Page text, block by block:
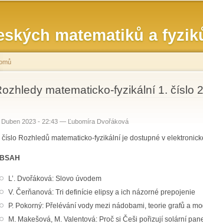
matematiků a
zde matematicko-fyzikální 1. číslo
Duben 2023 - 22:43 — Ľubomíra Dvořáková
číslo Rozhledů matematicko-fyzikální je dostupné v
L’. Dvořáková: Slovo úvodem
V. Čerňanová: Tri definície elipsy a ich názorné prepojenie
P. Pokorný: Přelévání vody mezi nádobami, teorie grafů a
M. Makešová, M. Valentová: Proč si Češi pořizují solární